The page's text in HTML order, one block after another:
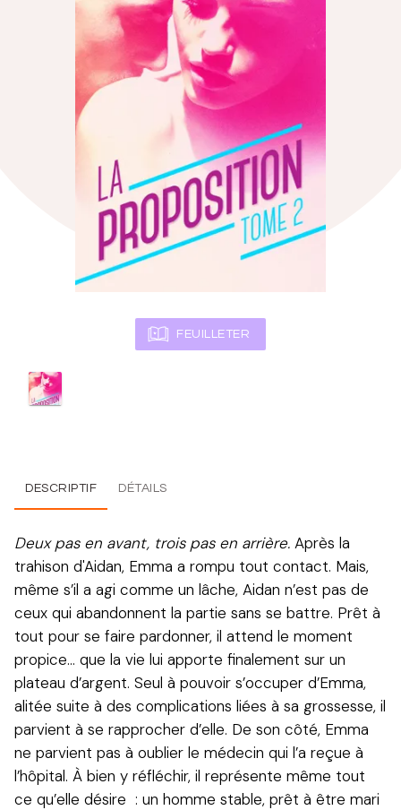
FEUILLETER
DESCRIPTIF DÉTAILS
Deux pas en avant, trois pas en arrière. Après la
trahison d'Aidan, Emma a rompu tout contact. Mais,
même s’il a agi comme un lâche, Aidan n’est pas de
ceux qui abandonnent la partie sans se battre. Prêt à
tout pour se faire pardonner, il attend le moment
propice... que la vie lui apporte finalement sur un
plateau d’argent. Seul à pouvoir s’occuper d’Emma,
alitée suite à des complications liées à sa grossesse, il
parvient à se rapprocher d’elle. De son côté, Emma
ne parvient pas à oublier le médecin qui l’a reçue à
l’hôpital. À bien y réfléchir, il représente même tout
ce qu’elle désire : un homme stable, prêt à être mari